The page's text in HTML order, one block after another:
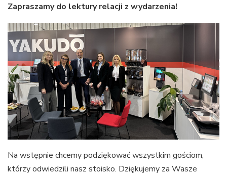
Zapraszamy do lektury relacji z wydarzenia!
Na wstępnie chcemy podziękować wszystkim gościom,
którzy odwiedzili nasz stoisko. Dziękujemy za Wasze